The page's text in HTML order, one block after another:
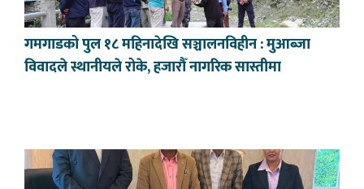
गमगाडको पुल १८ महिनादेखि सञ्चालनविहीन : मुआब्जा
विवादले स्थानीयले रोके, हजारौँ नागरिक सास्तीमा